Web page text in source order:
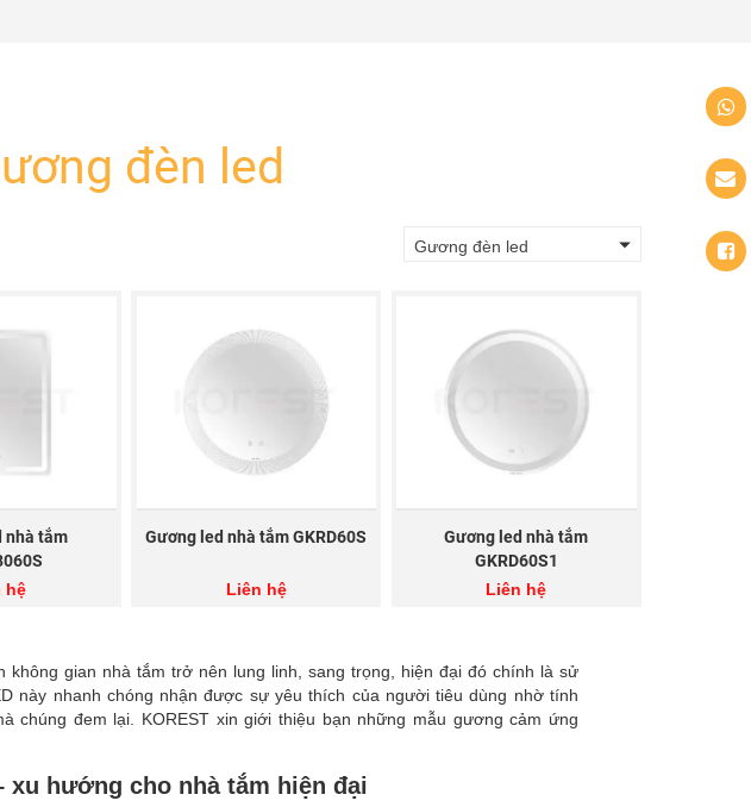
đèn led
Gương đèn led
nhà tắm
hệ
Gương led nhà tắm GKRD60S
Liên hệ
Gương led nhà tắm
GKRD60S1
Liên hệ
không gian nhà tắm trở nên lung linh, sang trọng, hiện đại đó chính là sử
này nhanh chóng nhận được sự yêu thích của người tiêu dùng nhờ tính
chúng đem lại. KOREST xin giới thiệu bạn những mẫu gương cảm ứng
xu hướng cho nhà tắm hiện đại